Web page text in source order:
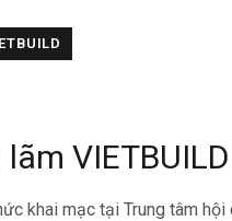
khai mạc tại Trung tâm hội